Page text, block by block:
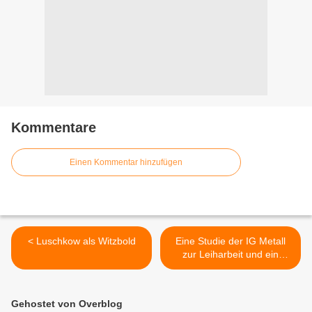
Kommentare
Einen Kommentar hinzufügen
< Luschkow als Witzbold
Eine Studie der IG Metall
zur Leiharbeit und ein
Tarifergebnis >
Gehostet von Overblog